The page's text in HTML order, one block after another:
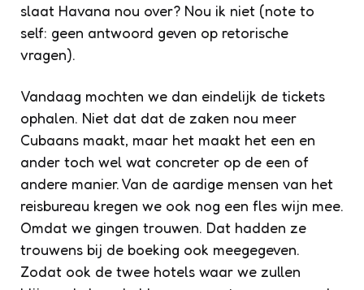
slaat Havana nou over? Nou ik niet (note to
self: geen antwoord geven op retorische
vragen).
Vandaag mochten we dan eindelijk de tickets
ophalen. Niet dat dat de zaken nou meer
Cubaans maakt, maar het maakt het een en
ander toch wel wat concreter op de een of
andere manier. Van de aardige mensen van het
reisbureau kregen we ook nog een fles wijn mee.
Omdat we gingen trouwen. Dat hadden ze
trouwens bij de boeking ook meegegeven.
Zodat ook de twee hotels waar we zullen